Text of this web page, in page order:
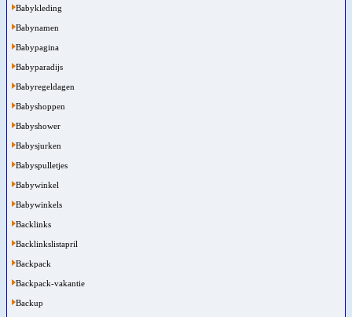
Babykleding
Babynamen
Babypagina
Babyparadijs
Babyregeldagen
Babyshoppen
Babyshower
Babysjurken
Babyspulletjes
Babywinkel
Babywinkels
Backlinks
Backlinkslistapril
Backpack
Backpack-vakantie
Backup